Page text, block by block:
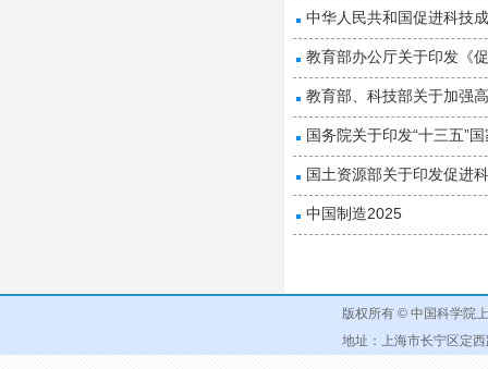
中华人民共和国促进科技
教育部办公厅关于印发《
教育部、科技部关于加强
国务院关于印发“十三五”
国土资源部关于印发促进
中国制造2025
版权所有 © 中国科学院
地址：上海市长宁区定